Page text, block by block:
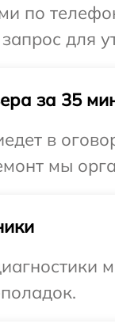
по
для
за 35
в
мы